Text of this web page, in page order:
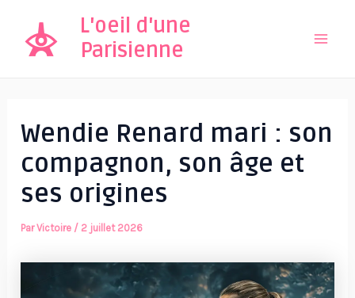
contenu
L'oeil d'une
Parisienne
Wendie Renard mari : son
compagnon, son âge et
ses origines
ParVictoire / 2 juillet 2026